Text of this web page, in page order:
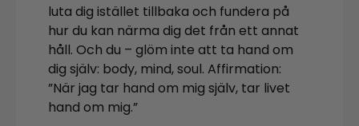
luta dig istället tillbaka och fundera på
hur du kan närma dig det från ett annat
håll. Och du – glöm inte att ta hand om
dig själv: body, mind, soul. Affirmation:
”När jag tar hand om mig själv, tar livet
hand om mig.”